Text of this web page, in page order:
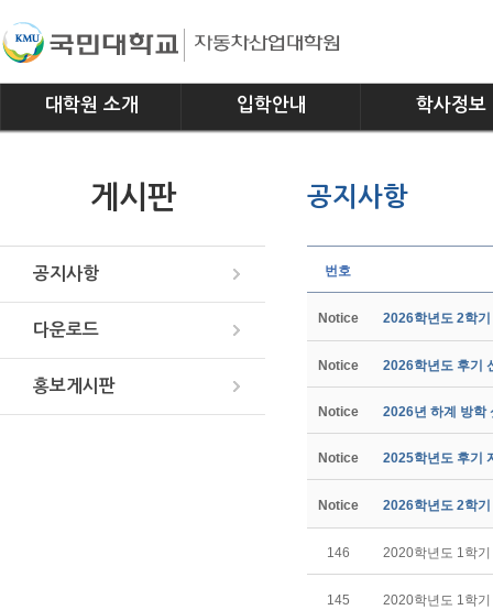
대학원 소개 입학안내 학사정보
교과과정
게시판
공지사항
다운로드
홍보게시판
공지사항
번호
Notice 2026학년도 2학
Notice 2026학년도 후기
Notice 2026년 하계 방학
Notice 2025학년도 후기
Notice 2026학년도 2학
146 2020학년도 1학
145 2020학년도 1학